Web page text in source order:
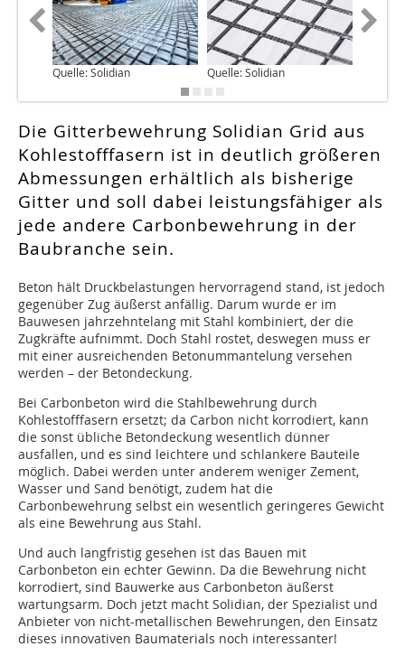
Quelle: Solidian Quelle: Solidian
Die Gitterbewehrung Solidian Grid aus
Kohlestofffasern ist in deutlich größeren
Abmessungen erhältlich als bisherige
Gitter und soll dabei leistungsfähiger als
jede andere Carbonbewehrung in der
Baubranche sein.
Beton hält Druckbelastungen hervorragend stand, ist jedoch
gegenüber Zug äußerst anfällig. Darum wurde er im
Bauwesen jahrzehntelang mit Stahl kombiniert, der die
Zugkräfte aufnimmt. Doch Stahl rostet, deswegen muss er
mit einer ausreichenden Betonummantelung versehen
werden – der Betondeckung.
Bei Carbonbeton wird die Stahlbewehrung durch
Kohlestofffasern ersetzt; da Carbon nicht korrodiert, kann
die sonst übliche Betondeckung wesentlich dünner
ausfallen, und es sind leichtere und schlankere Bauteile
möglich. Dabei werden unter anderem weniger Zement,
Wasser und Sand benötigt, zudem hat die
Carbonbewehrung selbst ein wesentlich geringeres Gewicht
als eine Bewehrung aus Stahl.
Und auch langfristig gesehen ist das Bauen mit
Carbonbeton ein echter Gewinn. Da die Bewehrung nicht
korrodiert, sind Bauwerke aus Carbonbeton äußerst
wartungsarm. Doch jetzt macht Solidian, der Spezialist und
Anbieter von nicht-metallischen Bewehrungen, den Einsatz
dieses innovativen Baumaterials noch interessanter!